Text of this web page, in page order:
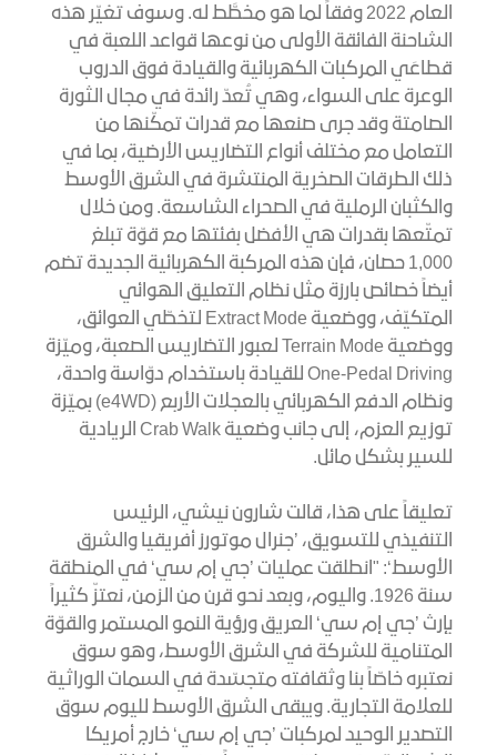
العام 2022 وفقاً لما هو مخطَّط له. وسوف تغيّر هذه
الشاحنة الفائقة الأولى من نوعها قواعد اللعبة في
قطاعَي المركبات الكهربائية والقيادة فوق الدروب
الوعرة على السواء، وهي تُعدّ رائدة في مجال الثورة
الصامتة وقد جرى صنعها مع قدرات تمكّنها من
التعامل مع مختلف أنواع التضاريس الأرضية، بما في
ذلك الطرقات الصخرية المنتشرة في الشرق الأوسط
والكثبان الرملية في الصحراء الشاسعة. ومن خلال
تمتّعها بقدرات هي الأفضل بفئتها مع قوّة تبلغ
1,000 حصان، فإن هذه المركبة الكهربائية الجديدة تضم
أيضاً خصائص بارزة مثل نظام التعليق الهوائي
المتكيّف، ووضعية Extract Mode لتخطّي العوائق،
ووضعية Terrain Mode لعبور التضاريس الصعبة، وميّزة
One-Pedal Driving للقيادة باستخدام دوّاسة واحدة،
ونظام الدفع الكهربائي بالعجلات الأربع (e4WD) بميّزة
توزيع العزم، إلى جانب وضعية Crab Walk الريادية
للسير بشكل مائل.
تعليقاً على هذا، قالت شارون نيشي، الرئيس
التنفيذي للتسويق، ’جنرال موتورز أفريقيا والشرق
الأوسط‘: "انطلقت عمليات ’جي إم سي‘ في المنطقة
سنة 1926. واليوم، وبعد نحو قرن من الزمن، نعتزّ كثيراً
بإرث ’جي إم سي‘ العريق ورؤية النمو المستمر والقوّة
المتنامية للشركة في الشرق الأوسط، وهو سوق
نعتبره خاصّاً بنا وثقافته متجسّدة في السمات الوراثية
للعلامة التجارية. ويبقى الشرق الأوسط لليوم سوق
التصدير الوحيد لمركبات ’جي إم سي‘ خارج أمريكا